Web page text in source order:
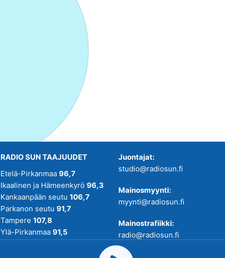
RADIO SUN TAAJUUDET
Etelä-Pirkanmaa 96,7
Ikaalinen ja Hämeenkyrö 96,3
Kankaanpään seutu 106,7
Parkanon seutu 91,7
Tampere 107,8
Ylä-Pirkanmaa 91,5
Pirmedioita.
Juontajat:
studio@radiosun.fi
Mainosmyynti:
myynti@radiosun.fi
Mainostrafiikki:
radio@radiosun.fi